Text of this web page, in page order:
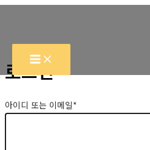
츠
로
건
뛰
로그인
아이디 또는 이메일*